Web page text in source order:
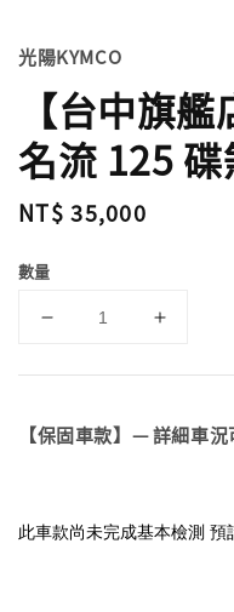
光陽KYMCO
【台中旗
名流 125
Regular
NT$ 35,000
數量
【保固車款】— 詳細車
此車款尚未完成基本檢測 預